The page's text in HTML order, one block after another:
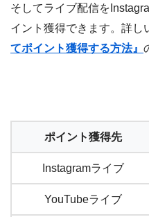
そしてライブ配信を
イント獲得できます。詳し
てポイント獲得する方法』
ポイント獲得先
Instagramライブ
YouTubeライブ